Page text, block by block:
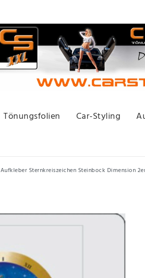
Tönungsfolien Car-Styling
Aufkleber Sternkreiszeichen Steinbock Dimension